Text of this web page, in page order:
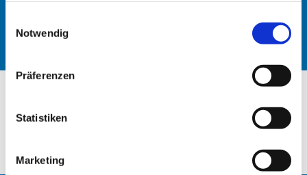
w
Notwendig
Präferenzen
Statistiken
Marketing
Mächten&quot;.
Die Ausstellung ist bis Juli in den Räumen des
Meerbaumhauses zu besichtigen
Mittagstreff am Dienstag von 12 – 15 Uhr
und zu den Veranstaltungen im